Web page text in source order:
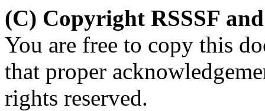
(C) Copyright RSSSF
You are free to copy this
that proper
rights reserved.